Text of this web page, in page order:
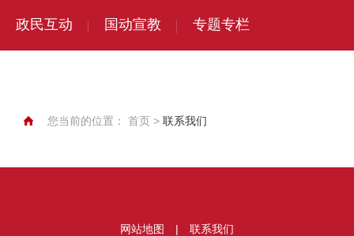
政民互动 国动宣教 专题专栏
您当前的位置： 首页 > 联系我们
网站地图 | 联系我们